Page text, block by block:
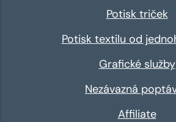
Potisk triček
Potisk textilu od
Grafické služby
Nezávazná
Affiliate